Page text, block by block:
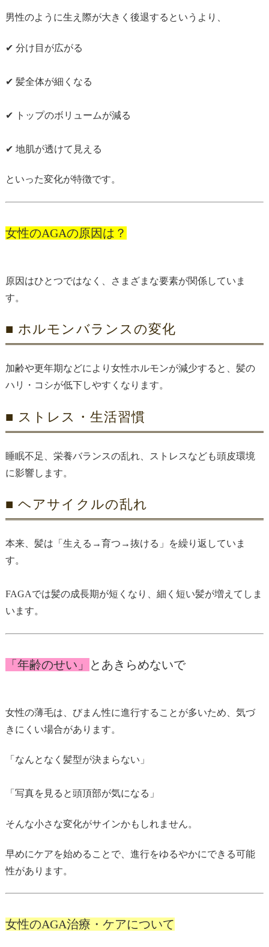
男性のように生え際が大きく後退するというより、
✔ 分け目が広がる
✔ 髪全体が細くなる
✔ トップのボリュームが減る
✔ 地肌が透けて見える
といった変化が特徴です。
女性のAGAの原因は？
原因はひとつではなく、さまざまな要素が関係していま
す。
■ ホルモンバランスの変化
加齢や更年期などにより女性ホルモンが減少すると、髪の
ハリ・コシが低下しやすくなります。
■ ストレス・生活習慣
睡眠不足、栄養バランスの乱れ、ストレスなども頭皮環境
に影響します。
■ ヘアサイクルの乱れ
本来、髪は「生える→育つ→抜ける」を繰り返していま
す。
FAGAでは髪の成長期が短くなり、細く短い髪が増えてしま
います。
「年齢のせい」 とあきらめないで
女性の薄毛は、びまん性に進行することが多いため、気づ
きにくい場合があります。
「なんとなく髪型が決まらない」
「写真を見ると頭頂部が気になる」
そんな小さな変化がサインかもしれません。
早めにケアを始めることで、進行をゆるやかにできる可能
性があります。
女性のAGA治療・ケアについて